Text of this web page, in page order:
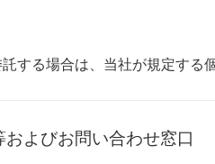
する場合は、当社が規定する
よびお問い合わせ窓口